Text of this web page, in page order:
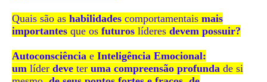
Quais são as habilidades comportamentais mais
importantes que os futuros líderes devem possuir?
Autoconsciência e Inteligência Emocional:
um líder deve ter uma compreensão profunda de si